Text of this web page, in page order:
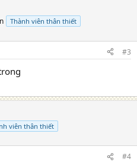
Thành viên thân thiết
#3
viên thân thiết
#4